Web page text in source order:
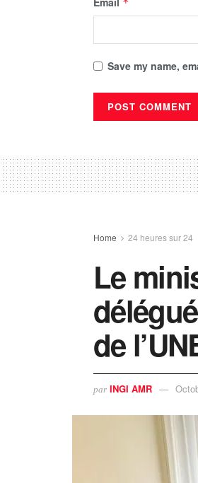
Save my name,
Home 24 heures sur 24
Le
de
par INGI AMR